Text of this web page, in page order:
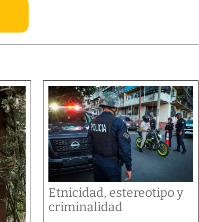
Etnicidad, estereotipo y
criminalidad